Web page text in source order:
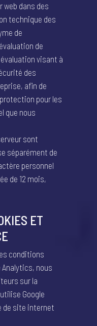
web dans des
technique des
de
de
évaluation visant à
des
afin de
pour les
que nous
sont
séparément de
personnel
de 12 mois,
ET
conditions
Analytics, nous
sur la
Google
de site internet